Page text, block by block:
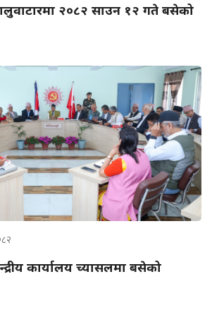
बालुवाटारमा २०८२ साउन १२ गते बसेको
कार्यालय च्यासलमा बसेको